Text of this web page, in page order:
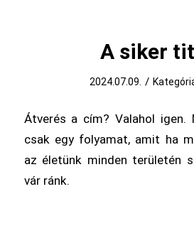
A siker
2024.07.09. /
Átverés a cím? Valahol igen.
csak egy folyamat, amit ha
az életünk minden területén
vár ránk.